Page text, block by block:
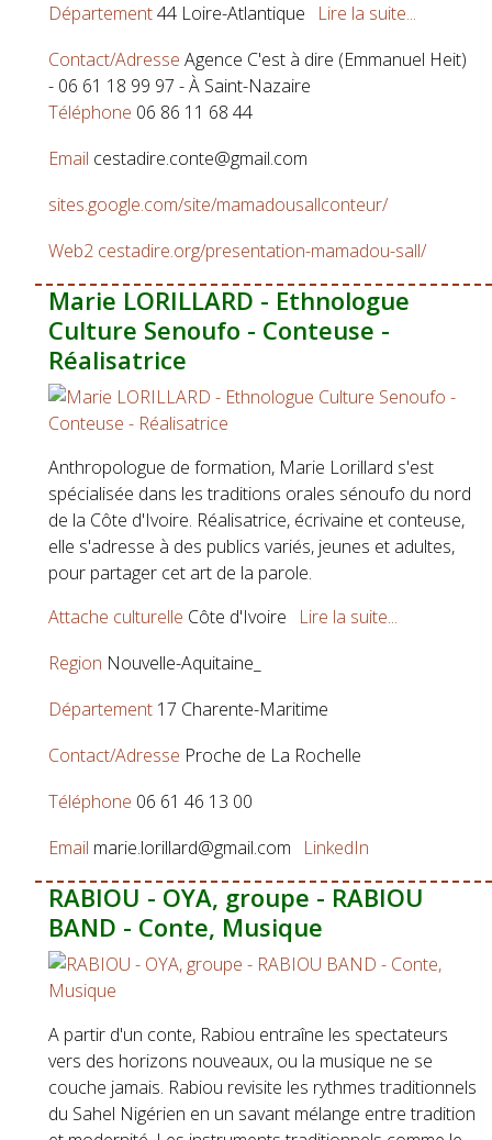
Département44 Loire-Atlantique
Contact/Adresse Agence C'est à dire (Emmanuel Heit)
- 06 61 18 99 97 - À Saint-Nazaire
Téléphone 06 86 11 68 44
Email cestadire.conte@gmail.com
sites.google.com/site/mamadousallconteur/
Web2 cestadire.org/presentation-mamadou-sall/
Lire la suite...
Marie LORILLARD - Ethnologue
Culture Senoufo - Conteuse -
Réalisatrice
Anthropologue de formation, Marie Lorillard s'est
spécialisée dans les traditions orales sénoufo du nord
de la Côte d'Ivoire. Réalisatrice, écrivaine et conteuse,
elle s'adresse à des publics variés, jeunes et adultes,
pour partager cet art de la parole.
Attache culturelle Côte d'Ivoire
Region Nouvelle-Aquitaine_
Département 17 Charente-Maritime
Contact/Adresse Proche de La Rochelle
Téléphone 06 61 46 13 00
Email marie.lorillard@gmail.com LinkedIn
Lire la suite...
RABIOU - OYA, groupe - RABIOU
BAND - Conte, Musique
A partir d'un conte, Rabiou entraîne les spectateurs
vers des horizons nouveaux, ou la musique ne se
couche jamais. Rabiou revisite les rythmes traditionnels
du Sahel Nigérien en un savant mélange entre tradition